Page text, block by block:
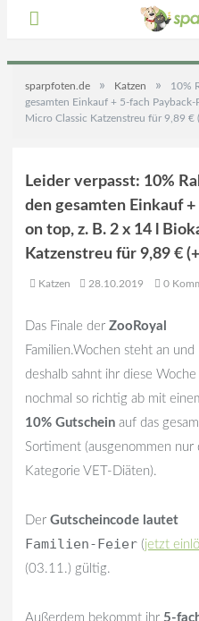
sparpfoten.de » Katzen »
10%
gesamten Einkauf + 5-fach
Micro Classic Katzenstreu für 9,89 €
Leider verpasst: 10%
den gesamten Einkauf
on top, z. B. 2 x 14 l
Katzenstreu für 9,89 €
Katzen 28.10.2019 0
Das Finale der ZooRoyal
Familien.Wochen steht an und
deshalb sahnt ihr diese Woche
nochmal so richtig ab mit
10% Gutschein auf das
Sortiment (ausgenommen nur
Kategorie VET-Diäten).
Der Gutscheincode lautet
Familien-Feier (jetzt
(03.11.) gültig.
Außerdem bekommt ihr 5-